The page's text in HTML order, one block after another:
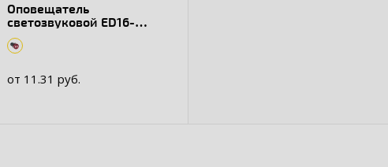
Оповещатель
светозвуковой ED16-
22BMS 24В
от 11.31 руб.